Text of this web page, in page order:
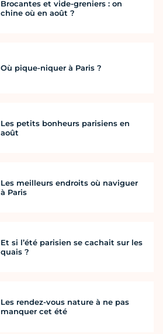
Brocantes et vide-greniers : on
chine où en août ?
Où pique-niquer à Paris ?
Les petits bonheurs parisiens en
août
Les meilleurs endroits où naviguer
à Paris
Et si l’été parisien se cachait sur les
quais ?
Les rendez-vous nature à ne pas
manquer cet été